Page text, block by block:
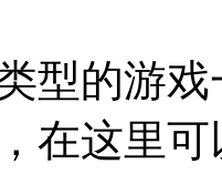
型的游
在这里